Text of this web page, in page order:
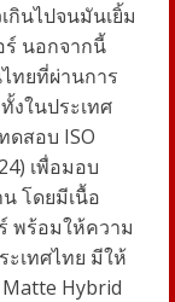
กินไปจนมันเยิ้ม
ร์ นอกจากนี้
ทยที่ผ่านการ
งในประเทศ
ดสอบ ISO
เพื่อมอบ
นโดยมีเนื้อ
พร้อมให้ความ
เทศไทย มีให้
Matte Hybrid